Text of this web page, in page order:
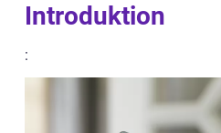
Introduktion
: